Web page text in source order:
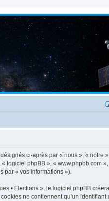
ci-après par « nous », « notre
logiciel phpBB », « www.phpbb.com
par « vos informations »).
• Elections », le logiciel phpBB
ne contiennent qu’un